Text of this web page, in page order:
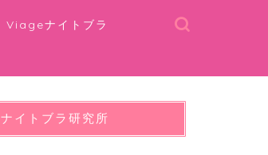
Viageナイトブラ
ナイトブラ研究所